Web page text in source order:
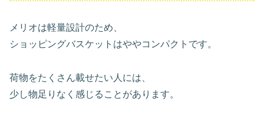
メリオは軽量設計のため、
ショッピングバスケットはややコンパクトです。
荷物をたくさん載せたい人には、
少し物足りなく感じることがあります。